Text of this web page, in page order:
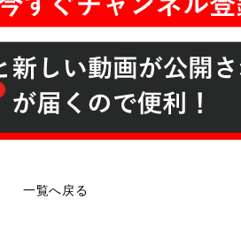
一覧へ戻る